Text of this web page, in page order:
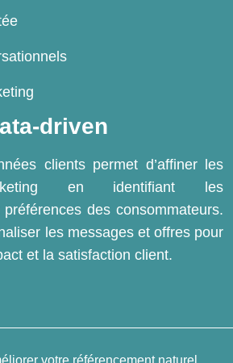
driven
clients permet d’affiner les
en identifiant les
des consommateurs.
les messages et offres pour
et la satisfaction client.
votre référencement naturel.